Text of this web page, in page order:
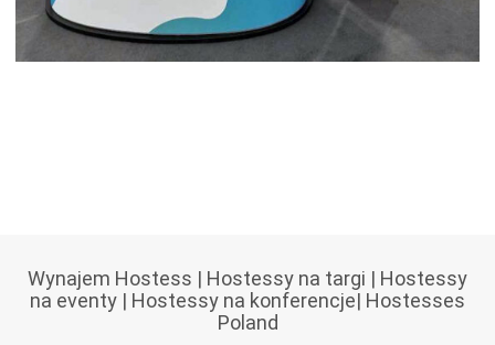
HOSTESSA TARGI ETRADE SHOW
WARSZAWA
Wynajem Hostess | Hostessy na targi | Hostessy
na eventy | Hostessy na konferencje| Hostesses
Poland